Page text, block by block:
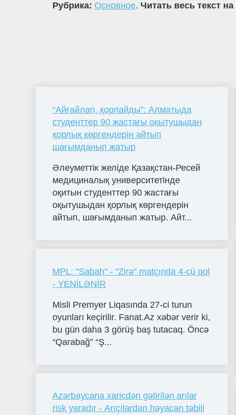
Рубрика: Основное. Читать весь текст на
“Айғайлап, қорлайды”: Алматыда
студенттер 90 жастағы оқытушыдан
қорлық көргендерін айтып
шағымданып жатыр
Әлеуметтік желіде Қазақстан-Ресей
медициналық университетінде
оқитын студенттер 90 жастағы
оқытушыдан қорлық көргендерін
айтып, шағымданып жатыр. Айт...
MPL: "Sabah" - "Zirə" matçında 4-cü qol
- YENİLƏNİR
Misli Premyer Liqasında 27-ci turun
oyunları keçirilir. Fanat.Az xəbər verir ki,
bu gün daha 3 görüş baş tutacaq. Öncə
“Qarabağ” “Ş...
Azərbaycana xaricdən gətirilən arılar
risk yaradır - Arıçılardan həyacan təbili